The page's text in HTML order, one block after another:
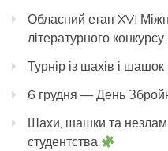
Обласний етап XVI
літературного
Турнір із шахів і
6 грудня — День
Шахи, шашки та
студентства